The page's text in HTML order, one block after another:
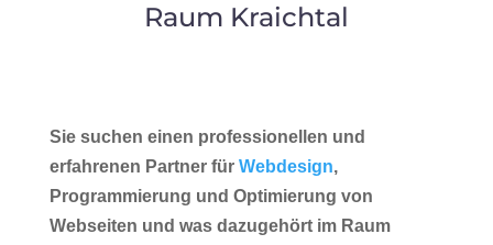
Raum Kraichtal
Sie suchen einen professionellen und
erfahrenen Partner für Webdesign,
Programmierung und Optimierung von
Webseiten und was dazugehört im Raum